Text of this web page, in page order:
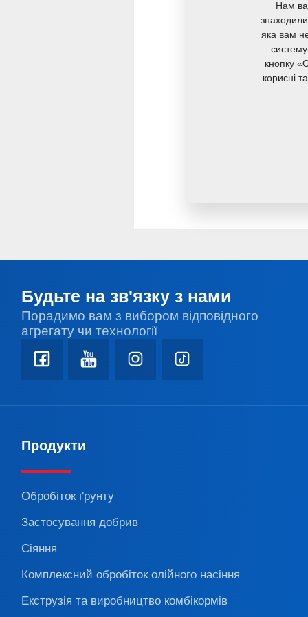
У компанії
вивчення
прагнення
Будьте на зв'язку з нами
Порадимо вам з вибором відповідного
агрегату чи технології
Продукти
Обробіток ґрунту
Застосування добрив
Сіяння
Комплексний обробіток олійного насіння
Екструзія та виробництво комбікормів
Нам
яка вам
кнопку
корисні